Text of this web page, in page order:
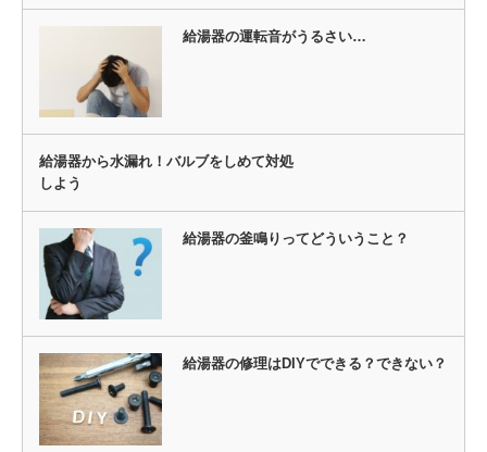
給湯器の運転音がうるさい…
給湯器から水漏れ！バルブをしめて対処
しよう
給湯器の釜鳴りってどういうこと？
給湯器の修理はDIYでできる？できない？